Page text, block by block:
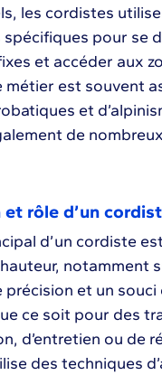
les cordistes
pour se
et accéder aux
métier est souvent
et
de
rôle d’un
d’un cordiste
notamment
précision et un
ce soit pour des
d’entretien ou de
des techniques